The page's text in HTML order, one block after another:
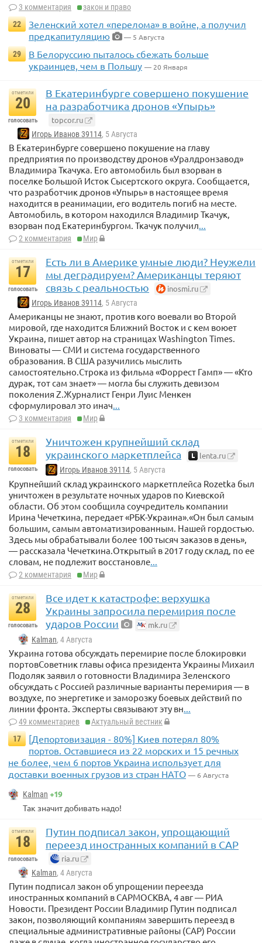
3 комментария
закон и право
22
Зеленский хотел «перелома» в войне, а получил
предкапитуляцию
— 5 Августа
29
В Белоруссию пыталось сбежать больше
украинцев, чем в Польшу — 20 Января
отметили
20
голосовать
В Екатеринбурге совершено покушение
на разработчика дронов «Упырь»
topcor.ru
Игорь Иванов 39114, 5 Августа
В Екатеринбурге совершено покушение на главу
предприятия по производству дронов «Уралдронзавод»
Владимира Ткачука. Его автомобиль был взорван в
поселке Большой Исток Сысертского округа. Сообщается,
что разработчик дронов «Упырь» в настоящее время
находится в реанимации, его водитель погиб на месте.
Автомобиль, в котором находился Владимир Ткачук,
взорван под Екатеринбургом. Ткачук получил...
2 комментария Мир
отметили
17
голосовать
Есть ли в Америке умные люди? Неужели
мы деградируем? Американцы теряют
связь с реальностью
inosmi.ru
Игорь Иванов 39114, 5 Августа
Американцы не знают, против кого воевали во Второй
мировой, где находится Ближний Восток и с кем воюет
Украина, пишет автор на страницах Washington Times.
Виноваты — СМИ и система государственного
образования. В США разучились мыслить
самостоятельно.Строка из фильма «Форрест Гамп» — «Кто
дурак, тот сам знает» — могла бы служить девизом
поколения Z.Журналист Генри Луис Менкен
сформулировал это инач...
3 комментария Мир
отметили
18
голосовать
Уничтожен крупнейший склад
украинского маркетплейса
lenta.ru
Игорь Иванов 39114, 5 Августа
Крупнейший склад украинского маркетплейса Rozetka был
уничтожен в результате ночных ударов по Киевской
области. Об этом сообщила соучредитель компании
Ирина Чечеткина, передает «РБК-Украина».«Он был самым
большим, самым автоматизированным. Нашей гордостью.
Здесь мы обрабатывали более 100 тысяч заказов в день»,
— рассказала Чечеткина.Открытый в 2017 году склад, по ее
словам, не подлежит восстановле
2 комментария Мир
отметили
28
голосовать
Все идет к катастрофе: верхушка
Украины запросила перемирия после
ударов России
mk.ru
Kalman, 4 Августа
Украина готова обсуждать перемирие после блокировки
портовСоветник главы офиса президента Украины Михаил
Подоляк заявил о готовности Владимира Зеленского
обсуждать с Россией различные варианты перемирия — в
воздухе, по энергетике и заморозку боевых действий по
линии фронта. Эксперты связывают эту вн...
49 комментариев
Актуальный вестник
17
[Депортовизация - 80%] Киев потерял 80%
портов. Оставшиеся из 22 морских и 15 речных
не более, чем 6 портов Украина использует для
доставки военных грузов из стран НАТО — 6 Августа
Kalman +19
Так значит добивать надо!
отметили
18
голосовать
Путин подписал закон, упрощающий
переезд иностранных компаний в САР
ria.ru
Kalman, 4 Августа
Путин подписал закон об упрощении переезда
иностранных компаний в САРМОСКВА, 4 авг — РИА
Новости. Президент России Владимир Путин подписал
закон, позволяющий компаниям завершить переезд в
специальные административные районы (САР) России